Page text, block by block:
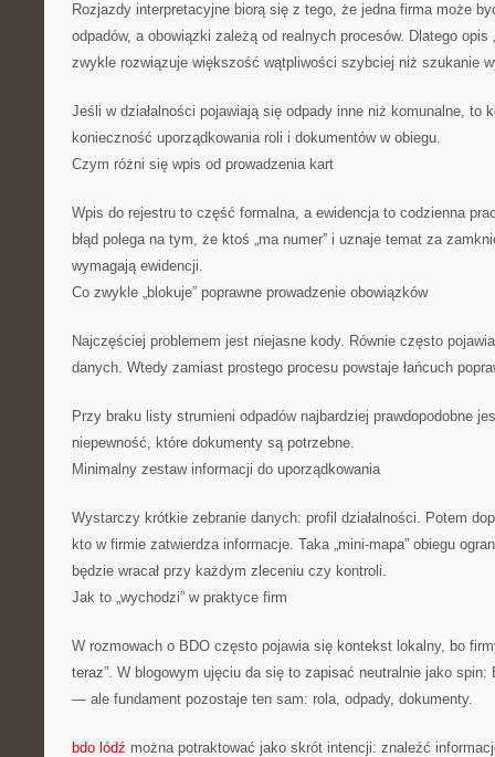
Rozjazdy interpretacyjne biorą się z tego, że jedna firma może
odpadów, a obowiązki zależą od realnych procesów. Dlatego opis
zwykle rozwiązuje większość wątpliwości szybciej niż szukanie
Jeśli w działalności pojawiają się odpady inne niż komunalne, to
konieczność uporządkowania roli i dokumentów w obiegu.
Czym różni się wpis od prowadzenia kart
Wpis do rejestru to część formalna, a ewidencja to codzienna
błąd polega na tym, że ktoś „ma numer” i uznaje temat za
wymagają ewidencji.
Co zwykle „blokuje” poprawne prowadzenie obowiązków
Najczęściej problemem jest niejasne kody. Równie często
danych. Wtedy zamiast prostego procesu powstaje łańcuch
Przy braku listy strumieni odpadów najbardziej prawdopodobne
niepewność, które dokumenty są potrzebne.
Minimalny zestaw informacji do uporządkowania
Wystarczy krótkie zebranie danych: profil działalności. Potem
kto w firmie zatwierdza informacje. Taka „mini-mapa” obiegu
będzie wracał przy każdym zleceniu czy kontroli.
Jak to „wychodzi” w praktyce firm
W rozmowach o BDO często pojawia się kontekst lokalny, bo
teraz”. W blogowym ujęciu da się to zapisać neutralnie jako spin:
— ale fundament pozostaje ten sam: rola, odpady, dokumenty.
bdo lódź można potraktować jako skrót intencji: znaleźć